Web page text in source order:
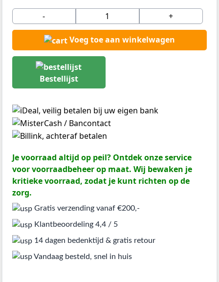
- +
Voeg toe aan winkelwagen
Bestellijst
Je voorraad altijd op peil? Ontdek onze service
voor voorraadbeheer op maat. Wij bewaken je
kritieke voorraad, zodat je kunt richten op de
zorg.
Gratis verzending vanaf €200,-
Klantbeoordeling 4,4 / 5
14 dagen bedenktijd & gratis retour
Vandaag besteld, snel in huis